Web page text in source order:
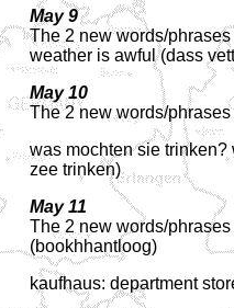
May 9
The 2 new words/
weather is awful (dass
May 10
The 2 new words/
was mochten sie
zee trinken)
May 11
The 2 new words/
(bookhhantloog)
kaufhaus: department